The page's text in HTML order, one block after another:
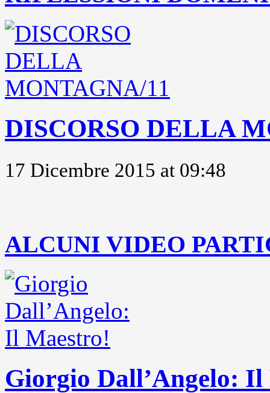
DISCORSO DELLA
17 Dicembre 2015 at 09:48
ALCUNI VIDEO
Giorgio Dall’Angelo: